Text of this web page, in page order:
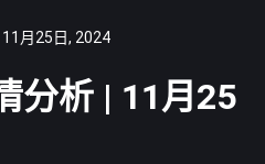
月25日, 2024
分析 | 11月25